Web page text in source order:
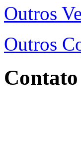
Outros
Outros
Contato